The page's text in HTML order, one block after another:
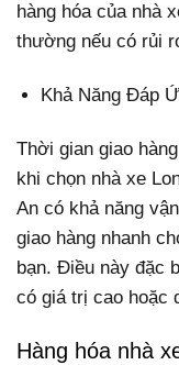
hàng hóa của nhà
thường nếu có rủi
Khả Năng Đáp
Thời gian giao
khi chọn nhà xe
An có khả năng
giao hàng nhanh
bạn. Điều này đặc
có giá trị cao hoặc
Hàng hóa nhà